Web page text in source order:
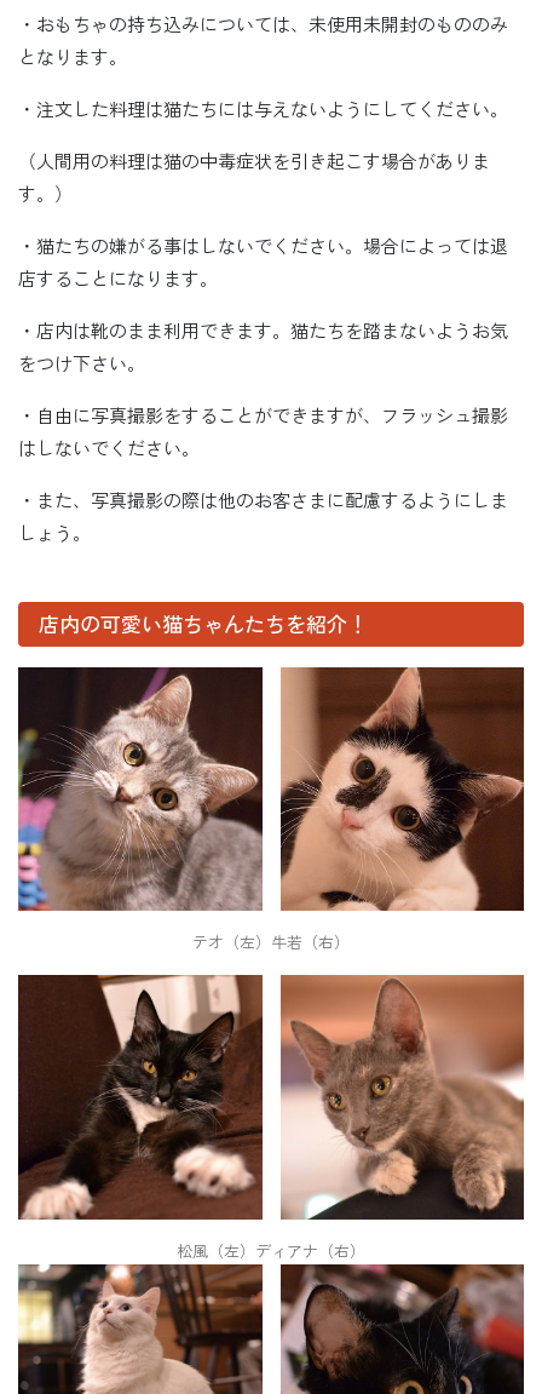
・おもちゃの持ち込みについては、未使用未開封のもののみ
となります。
・注文した料理は猫たちには与えないようにしてください。
（人間用の料理は猫の中毒症状を引き起こす場合がありま
す。）
・猫たちの嫌がる事はしないでください。場合によっては退
店することになります。
・店内は靴のまま利用できます。猫たちを踏まないようお気
をつけ下さい。
・自由に写真撮影をすることができますが、フラッシュ撮影
はしないでください。
・また、写真撮影の際は他のお客さまに配慮するようにしま
しょう。
店内の可愛い猫ちゃんたちを紹介！
テオ（左）牛若（右）
松風（左）ディアナ（右）